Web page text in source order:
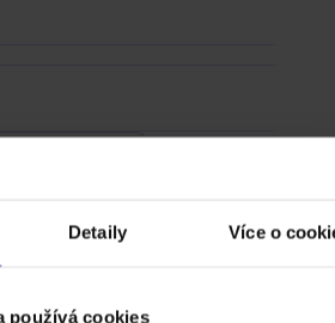
Detaily Více o
používá cookies
Original Albums Vol.3